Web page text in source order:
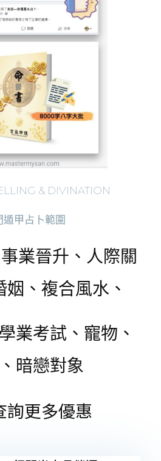
& DIVINATION
遁甲占卜範圍
業晉升、人際關
、複合風水、
業考試、寵物、
暗戀對象
詢更多優惠